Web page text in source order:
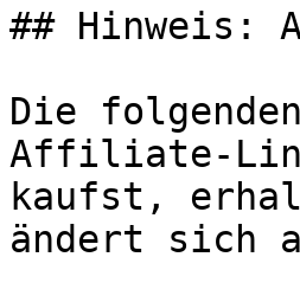
## Hinweis:
Die
Affiliate-
kaufst,
ändert sich